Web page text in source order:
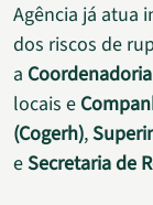
Agência já atua
dos riscos de
a
locais e
(Cogerh),
e Secretaria de